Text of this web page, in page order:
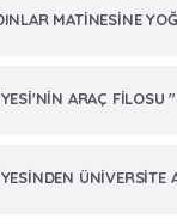
MATİNESİNE
ARAÇ FİLOSU
ÜNİVERSİTE